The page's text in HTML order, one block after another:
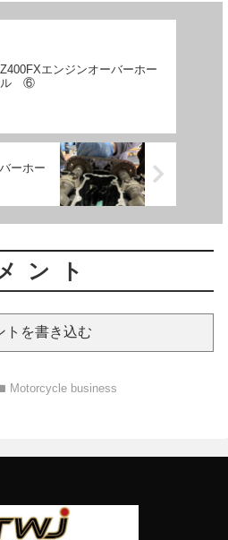
Z400FXエンジンオーバーホー
ル ⑥
ーホー
ント
トを書き込む
Motorcycle business